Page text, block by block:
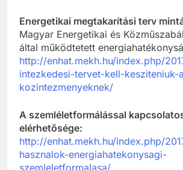
Energetikai megtakarítási terv
Magyar Energetikai és
által működtetett
http://enhat.mekh.hu/index.php/
intezkedesi-tervet-kell-kesziteniuk-
kozintezmenyeknek/
A szemléletformálással
elérhetősége:
http://enhat.mekh.hu/index.php/
hasznalok-energiahatekonysagi-
szemleletformalasa/